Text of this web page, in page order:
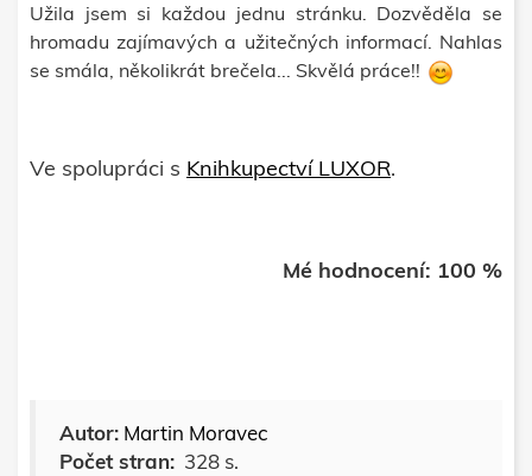
Užila jsem si každou jednu stránku. Dozvěděla se
hromadu zajímavých a užitečných informací. Nahlas
se smála, několikrát brečela... Skvělá práce!!
Ve spolupráci s Knihkupectví LUXOR.
Mé hodnocení: 100 %
Autor: Martin Moravec
Počet stran: 328 s.